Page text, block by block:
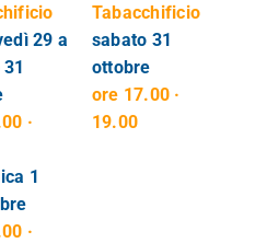
29 a
·
1
·
Tabacchificio
sabato 31
ottobre
ore 17.00 ·
19.00